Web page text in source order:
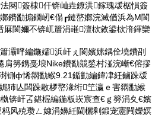
闋簽棣仠锛屾垚鐐洪鎵瑰叆椐愪簽
鐨勫搧鐗屻€傝┎鏈嶅嫏浣滅偤浜為Μ閬
閬嬭不锛屼篃涓嶉澶栨敹鍙栨湇鍕欒
灞呯編鍦嬬浜屽ぇ閬嬪嫊鍝佺墝鐨刟
肩簩鎸戞埌Nike鐨勫競鍫村湴浣嶃€傛摎
铏ф悕閷勫緱9.21鍎勭編鍏冿紝鏀跺叆
犻亾闆跺敭椤嶅湪绗笁瀛ｅ害閷勫緱
锛屽叾鍖楃編鍦板崁宸查€ｇ簩涓夊€嬪
风殑瓒ㄥ嫝涓嬶紝閫欐剰鍛宠憲闁嬫嫇